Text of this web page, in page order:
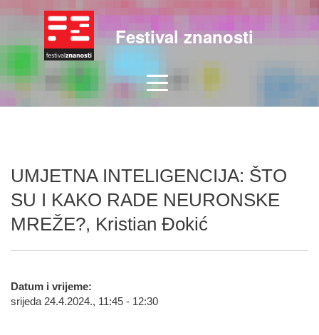
Festival znanosti
UMJETNA INTELIGENCIJA: ŠTO
SU I KAKO RADE NEURONSKE
MREŽE?, Kristian Đokić
Datum i vrijeme:
srijeda 24.4.2024., 11:45 - 12:30